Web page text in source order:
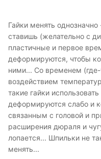
Гайки менять
ставишь (желательно с
пластичные и первое
деформируются, чтобы
ними... Со временем
воздействием
такие гайки
деформируются слабо и
связанным с головой и
расширения дюраля и
лопается... Шпильки не
менять...